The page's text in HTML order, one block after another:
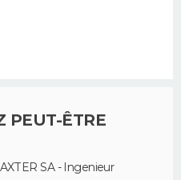
PEUT-ÊTRE
SA - Ingenieur